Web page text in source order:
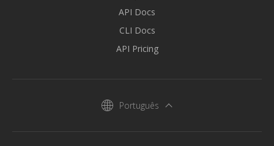
API Docs
CLI Docs
API Pricing
Português